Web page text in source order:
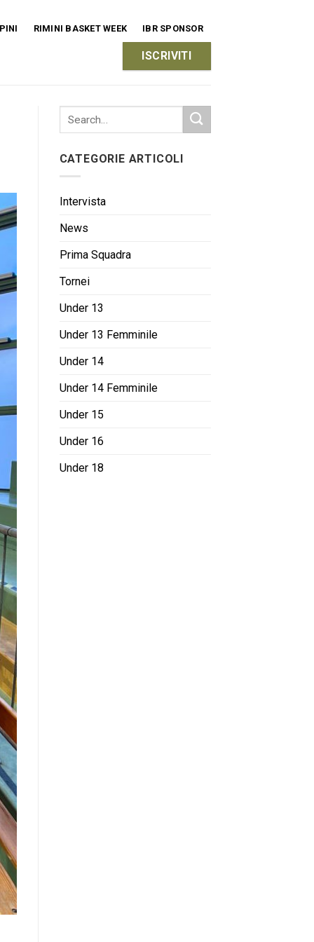
RIMINI BASKET WEEK IBR SPONSOR
ISCRIVITI
CATEGORIE ARTICOLI
Intervista
News
Prima Squadra
Tornei
Under 13
Under 13 Femminile
Under 14
Under 14 Femminile
Under 15
Under 16
Under 18